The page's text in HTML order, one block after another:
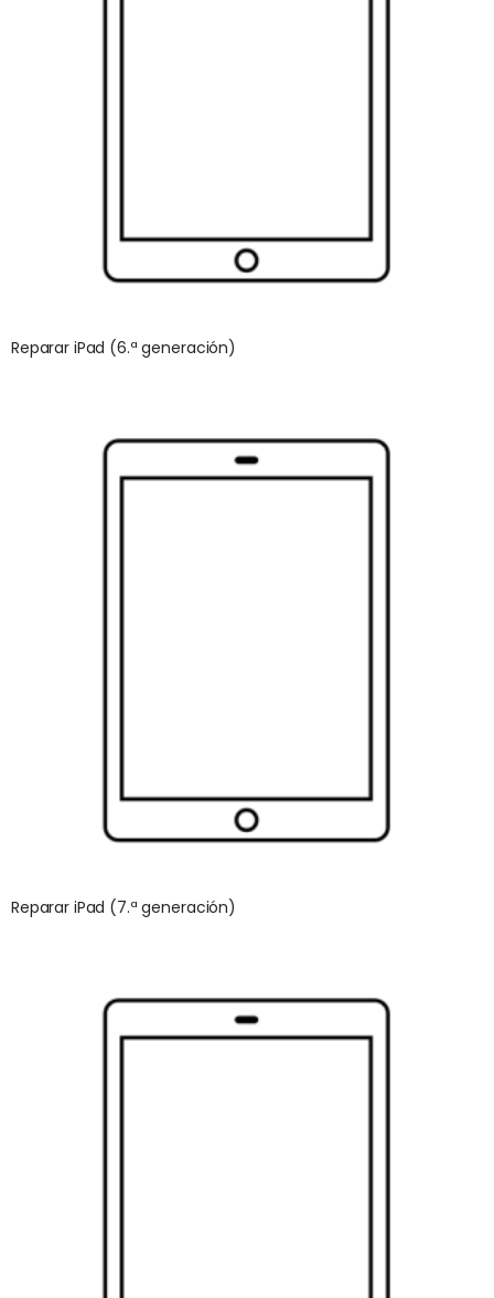
Reparar iPad (6.ª generación)
Reparar iPad (7.ª generación)